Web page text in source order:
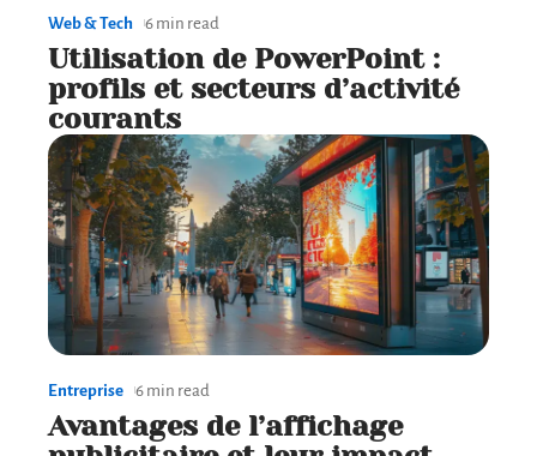
Web & Tech 6 min read
Utilisation de PowerPoint :
profils et secteurs d’activité
courants
Entreprise 6 min read
Avantages de l’affichage